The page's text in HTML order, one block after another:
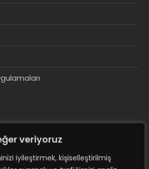
veriyoruz
iyileştirmek, kişiselleştirilmiş